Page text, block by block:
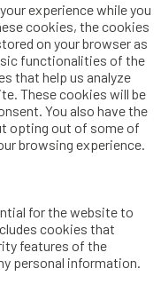
experience while you
cookies, the cookies
on your browser as
functionalities of the
that help us analyze
These cookies will be
You also have the
opting out of some of
browsing experience.
for the website to
cookies that
features of the
personal information.